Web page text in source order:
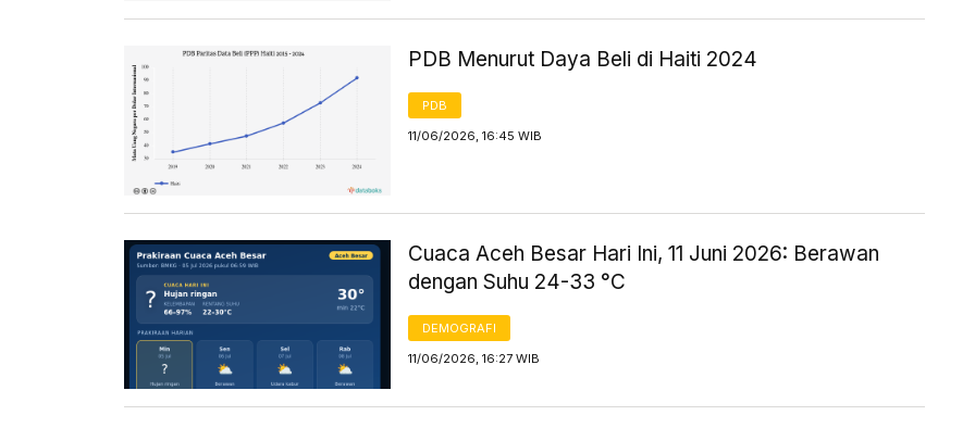
PDB Menurut Daya Beli di Haiti 2024
PDB
11/06/2026, 16:45 WIB
Cuaca Aceh Besar Hari Ini, 11 Juni 2026: Berawan
dengan Suhu 24-33 °C
DEMOGRAFI
11/06/2026, 16:27 WIB